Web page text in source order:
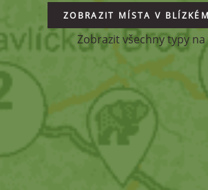
ZOBRAZIT MÍSTA V
Zobrazit všechny typy na